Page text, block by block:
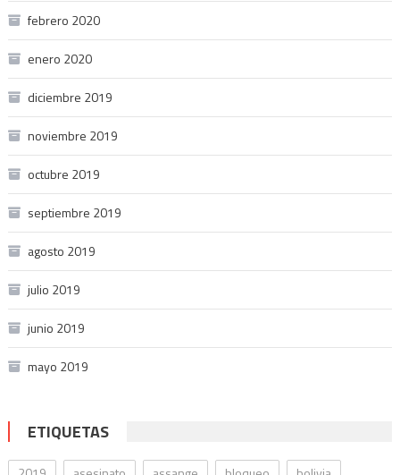
febrero 2020
enero 2020
diciembre 2019
noviembre 2019
octubre 2019
septiembre 2019
agosto 2019
julio 2019
junio 2019
mayo 2019
ETIQUETAS